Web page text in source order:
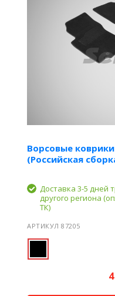
Ворсовые
(Российская
Доставка 3-5 дней
другого региона
ТК)
АРТИКУЛ 87205